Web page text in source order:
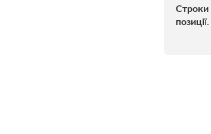
Строки
позиції.